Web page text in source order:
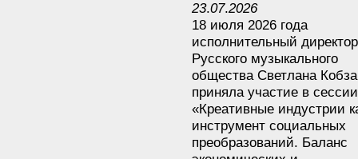
23.07.2026
18 июля 2026 года
исполнительный директор
Русского музыкального
общества Светлана
приняла участие в сессии
«Креативные индустрии
инструмент социальных
преобразований. Баланс